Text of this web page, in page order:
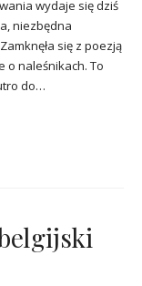
wydaje się dziś
niezbędna
się z poezją
o naleśnikach. To
do…